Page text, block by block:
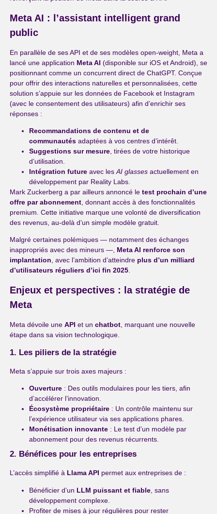
Meta AI : l’assistant intelligent grand
public
En parallèle de ses API et de ses modèles open-weight, Meta a
lancé une application Meta AI (disponible sur iOS et Android), se
positionnant comme un concurrent direct de ChatGPT. Conçue
pour offrir des interactions naturelles et personnalisées, cette
solution s’appuie sur les données de Facebook et Instagram
(avec le consentement des utilisateurs) afin d’enrichir ses
réponses :
Recommandations de contenu et de
communautés adaptées à vos centres d’intérêt.
Suggestions sur mesure , tirées de votre historique
d’utilisation.
Intégration future avec les AI glasses actuellement en
développement par Reality Labs.
Mark Zuckerberg a par ailleurs annoncé le test prochain d’une
offre par abonnement , donnant accès à des fonctionnalités
premium. Cette initiative marque une volonté de diversification
des revenus, au-delà d’un simple modèle gratuit.
Malgré certaines polémiques — notamment des échanges
inappropriés avec des mineurs —, Meta AI renforce son
implantation, avec l’ambition d’atteindre plus d’un milliard
d’utilisateurs réguliers d’ici fin 2025.
Enjeux et perspectives : la stratégie de
Meta
Meta dévoile une API et un chatbot , marquant une nouvelle
étape dans sa vision technologique.
1. Les piliers de la stratégie
Meta s’appuie sur trois axes majeurs :
Ouverture : Des outils modulaires pour les tiers, afin
d’accélérer l’innovation.
Écosystème propriétaire : Un contrôle maintenu sur
l’expérience utilisateur via ses applications phares.
Monétisation innovante : Le test d’un modèle par
abonnement pour des revenus récurrents.
2. Bénéfices pour les entreprises
L’accès simplifié à Llama API permet aux entreprises de :
Bénéficier d’un LLM puissant et fiable , sans
développement complexe.
Profiter de mises à jour régulières pour rester